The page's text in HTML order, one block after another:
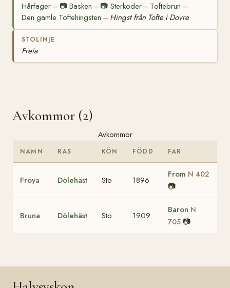
Hårfager— 📷Basken —📷 Sterkoder— Toftebrun —
Den gamle Toftehingsten — Hingst från Tofte i Dovre
STOLINJE
Freia
Avkommor (2)
Avkommor
NAMN RAS KÖN FÖDD FAR
Fröya Dölehäst Sto 1896
From N 402
📷
Bruna Dölehäst Sto 1909
Baron N
705 📷